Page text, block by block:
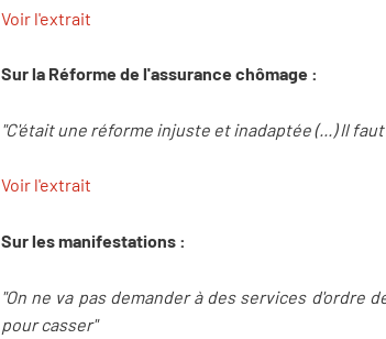
Voir l'extrait
Sur la Réforme de l'assurance chômage :
"C'était une réforme injuste et inadaptée (...) Il
Voir l'extrait
Sur les manifestations :
"On ne va pas demander à des services
pour casser"